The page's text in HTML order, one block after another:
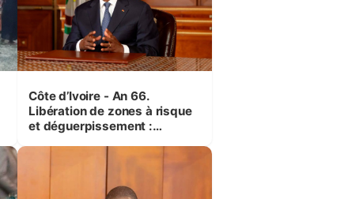
Côte d’Ivoire - An 66.
Libération de zones à risque
et déguerpissement :
respect de l'Etat de droit pour
préserver les vies humaines